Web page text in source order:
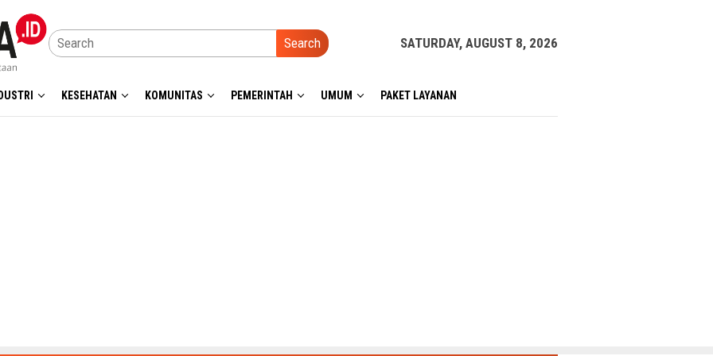
Search SATURDAY, AUGUST 8, 2026
KESEHATAN KOMUNITAS PEMERINTAH UMUM PAKET LAYANAN